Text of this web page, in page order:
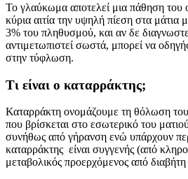
Το γλαύκωμα αποτελεί μια πάθηση του
κύρια αιτία την υψηλή πίεση στα μάτια
3% του πληθυσμού, και αν δε
αντιμετωπιστεί σωστά, μπορεί να
στην τύφλωση.
Τι είναι ο καταρράκτης;
Καταρράκτη ονομάζουμε τη θόλωση
που βρίσκεται στο εσωτερικό του
συνήθως από γήρανση ενώ υπάρχουν
καταρράκτης είναι συγγενής (από
μεταβολικός προερχόμενος από